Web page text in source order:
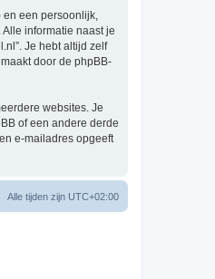
een persoonlijk,
informatie naast je
Je hebt altijd zelf
door de phpBB-
websites. Je
of een andere derde
e-mailadres opgeeft
Alle tijden zijn UTC+02:00